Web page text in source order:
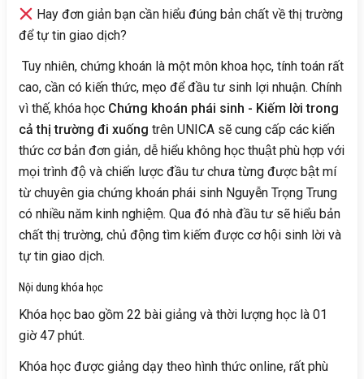
Hay đơn giản bạn cần hiểu đúng bản chất về thị trường
để tự tin giao dịch?
Tuy nhiên, chứng khoán là một môn khoa học, tính toán rất
cao, cần có kiến thức, mẹo để đầu tư sinh lợi nhuận. Chính
vì thế, khóa học Chứng khoán phái sinh - Kiếm lời trong
cả thị trường đi xuống trên UNICA sẽ cung cấp các kiến
thức cơ bản đơn giản, dễ hiểu không học thuật phù hợp với
mọi trình độ và chiến lược đầu tư chưa từng được bật mí
từ chuyên gia chứng khoán phái sinh Nguyễn Trọng Trung
có nhiều năm kinh nghiệm. Qua đó nhà đầu tư sẽ hiểu bản
chất thị trường, chủ động tìm kiếm được cơ hội sinh lời và
tự tin giao dịch.
Nội dung khóa học
Khóa học bao gồm 22 bài giảng và thời lượng học là 01
giờ 47 phút.
Khóa học được giảng dạy theo hình thức online, rất phù